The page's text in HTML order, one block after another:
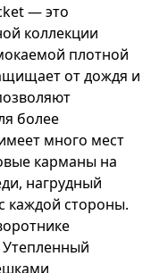
— это
коллекции
плотной
от дождя и
более
много мест
карманы на
нагрудный
каждой стороны.